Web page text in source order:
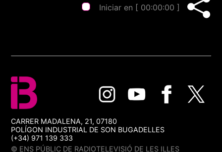
Iniciar en [ 00:00:00 ]
CARRER MADALENA, 21, 07180
POLÍGON INDUSTRIAL DE SON BUGADELLES
(+34) 971 139 333
© ENS PÚBLIC DE RADIOTELEVISIÓ DE LES ILLES